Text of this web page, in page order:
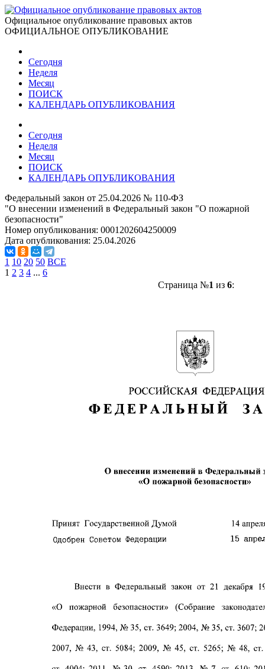
Официальное опубликование правовых актов
ОФИЦИАЛЬНОЕ ОПУБЛИКОВАНИЕ
Сегодня
Неделя
Месяц
ПОИСК
КАЛЕНДАРЬ ОПУБЛИКОВАНИЯ
Сегодня
Неделя
Месяц
ПОИСК
КАЛЕНДАРЬ ОПУБЛИКОВАНИЯ
Федеральный закон от 25.04.2026 № 110-ФЗ
"О внесении изменений в Федеральный закон "О пожарной
безопасности"
Номер опубликования: 0001202604250009
Дата опубликования: 25.04.2026
1 10 20 50 ВСЕ
1 2 3 4 ... 6
Страница №1 из 6: